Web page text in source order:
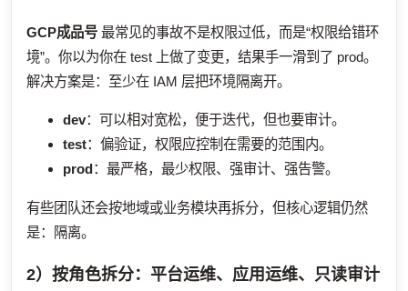
GCP成品号 最常见的事故不是权限过低，而是“权限给错环
境”。你以为你在 test 上做了变更，结果手一滑到了 prod。
解决方案是：至少在 IAM 层把环境隔离开。
dev：可以相对宽松，便于迭代，但也要审计。
test：偏验证，权限应控制在需要的范围内。
prod ：最严格，最少权限、强审计、强告警。
有些团队还会按地域或业务模块再拆分，但核心逻辑仍然
是：隔离。
2）按角色拆分：平台运维、应用运维、只读审计